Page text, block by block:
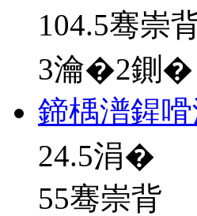
104.5骞崇
3瀹�2鍘�
鍗楀潽鍟
24.5涓�
55骞崇背